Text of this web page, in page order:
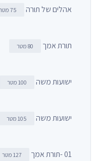
אהלים של תורה 75 מטר
תורת אמך 80 מטר
ישועות משה 100 מטר
ישועות משה 105 מטר
01 -תורת אמך 127 מטר